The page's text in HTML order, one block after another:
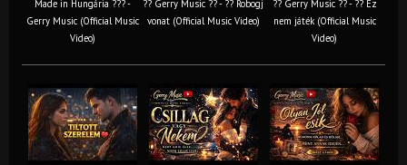
Made in Hungária ??? -
Gerry Music (Official Music
Video)
?? Gerry Music ?? - ?? Robogj
vonat (Official Music Video)
?? Gerry Music ?? - ?? Ez
nem játék (Official Music
Video)